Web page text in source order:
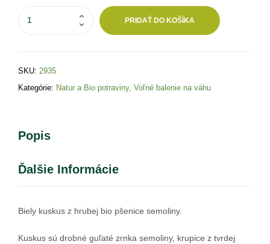
PRIDAŤ DO KOŠÍKA
SKU: 2935
Kategórie: Natur a Bio potraviny, Voľné balenie na váhu
Popis
Ďalšie Informácie
Biely kuskus z hrubej bio pšenice semoliny.
Kuskus sú drobné guľaté zrnka semoliny, krupice z tvrdej